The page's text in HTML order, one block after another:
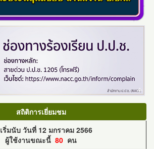
สถิติการเยี่ยมชม
เริ่มนับ วันที่ 12 มกราคม 2566
ผู้ใช้งานขณะนี้ 80 คน